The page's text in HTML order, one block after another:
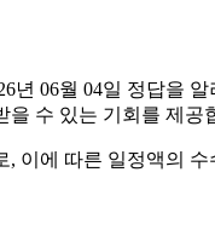
년 06월 04일 정답을
수 있는 기회를 제
이에 따른 일정액의